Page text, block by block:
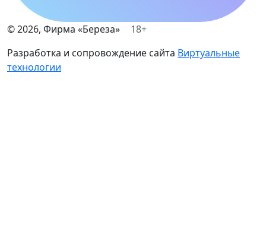
©2026, Фирма «Береза»
18+
Разработка и сопровождение сайта Виртуальные
технологии